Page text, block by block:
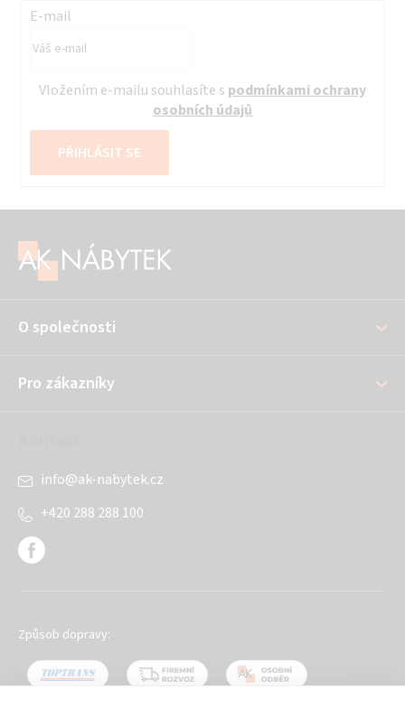
E-mail
Vložením e-mailu souhlasíte s podmínkami ochrany
osobních údajů
PŘIHLÁSIT SE
O společnosti
Pro zákazníky
info@ak-nabytek.cz
+420 288 288 100
Způsob dopravy: